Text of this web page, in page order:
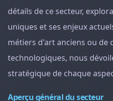
détails de ce secteur,
uniques et ses enjeux
métiers d'art anciens ou de
technologiques, nous
stratégique de chaque
Aperçu général du secteur